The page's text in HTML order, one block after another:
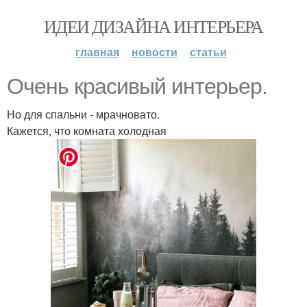
ИДЕИ ДИЗАЙНА ИНТЕРЬЕРА
главная новости статьи
Очень красивый интерьер.
Но для спальни - мрачновато.
Кажется, что комната холодная